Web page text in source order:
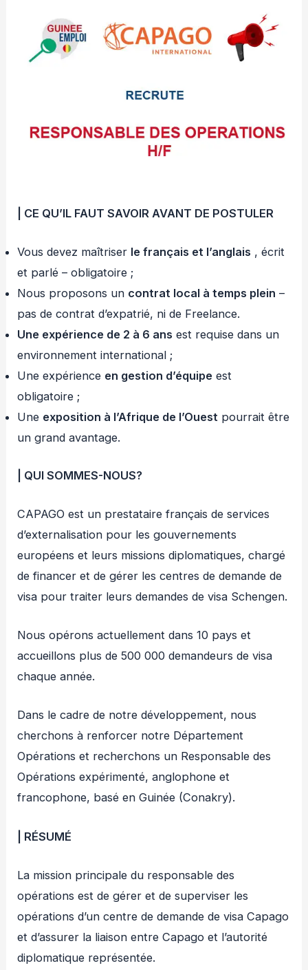
| CE QU’IL FAUTSAVOIR AVANT DE POSTULER
Vous devez maîtriser le français et l’anglais , écrit
et parlé – obligatoire ;
Nous proposons un contrat local à temps plein –
pas de contrat d’expatrié, ni de Freelance.
Une expérience de 2 à 6 ans est requise dans un
environnement international ;
Une expérience en gestion d’équipe est
obligatoire ;
Une exposition à l’Afrique de l’Ouest pourrait être
un grand avantage.
| QUI SOMMES-NOUS?
CAPAGO est un prestataire français de services
d’externalisation pour les gouvernements
européens et leurs missions diplomatiques, chargé
de financer et de gérer les centres de demande de
visa pour traiter leurs demandes de visa Schengen.
Nous opérons actuellement dans 10 pays et
accueillons plus de 500 000 demandeurs de visa
chaque année.
Dans le cadre de notre développement, nous
cherchons à renforcer notre Département
Opérations et recherchons un Responsable des
Opérations expérimenté, anglophone et
francophone, basé en Guinée (Conakry).
| RÉSUMÉ
La mission principale du responsable des
opérations est de gérer et de superviser les
opérations d’un centre de demande de visa Capago
et d’assurer la liaison entre Capago et l’autorité
diplomatique représentée.